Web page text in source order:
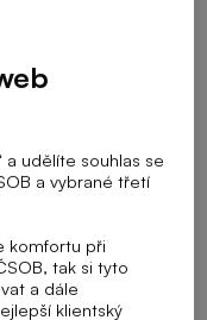
s PČR 02
a udělíte souhlas se
a vybrané třetí
komfortu při
tak si tyto
a dále
klientský